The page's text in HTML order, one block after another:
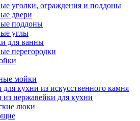
уголки, ограждения и поддоны
двери
поддоны
углы
для ванны
перегородки
мойки
кухни из искусственного камня
нержавейки для кухни
люки